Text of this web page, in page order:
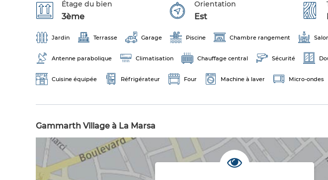
Étage du bien
3ème
Orientation
Est
Jardin Terrasse Garage Piscine Chambre rangement
Antenne parabolique Climatisation Chauffage central Sécurité
Cuisine équipée Réfrigérateur Four Machine à laver Micro-ondes
Gammarth Village à La Marsa